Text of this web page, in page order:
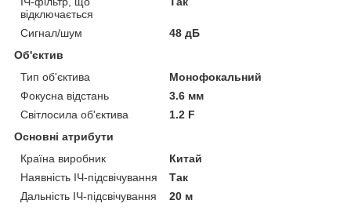
відключається
Сигнал/шум
48 дБ
Об'єктив
Тип об'єктива
Монофокальний
Фокусна відстань
3.6 мм
Світлосила об'єктива
1.2 F
Основні атрибути
Країна виробник
Китай
Наявність ІЧ-підсвічування
Так
Дальність ІЧ-підсвічування
20 м